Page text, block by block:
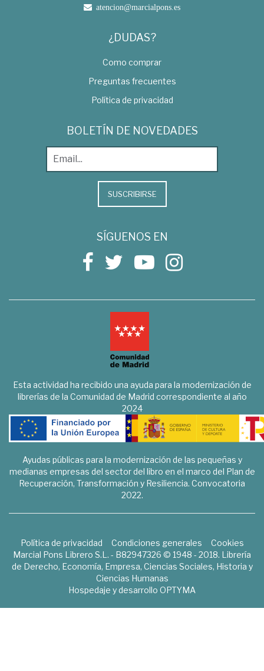
atencion@marcialpons.es
¿DUDAS?
Como comprar
Preguntas frecuentes
Política de privacidad
BOLETÍN DE NOVEDADES
SUSCRIBIRSE
SÍGUENOS EN
Esta actividad ha recibido una ayuda para la modernización de
librerías de la Comunidad de Madrid correspondiente al año
2024
Ayudas públicas para la modernización de las pequeñas y
medianas empresas del sector del libro en el marco del Plan de
Recuperación, Transformación y Resiliencia. Convocatoria
2022.
Política de privacidad Condiciones generales
Cookies
Marcial Pons Librero S.L. - B82947326 © 1948 - 2018. Librería
de Derecho, Economía, Empresa, Ciencias Sociales, Historia y
Ciencias Humanas
Hospedaje y desarrollo OPTYMA